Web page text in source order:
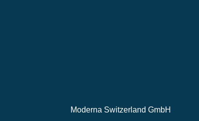
Moderna Switzerland GmbH